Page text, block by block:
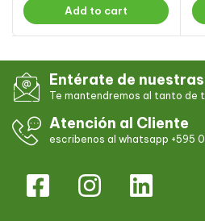
Add to cart
Entérate de
Te mantendremos al tanto de
Atención al Cliente
escribenos al whatsapp +595